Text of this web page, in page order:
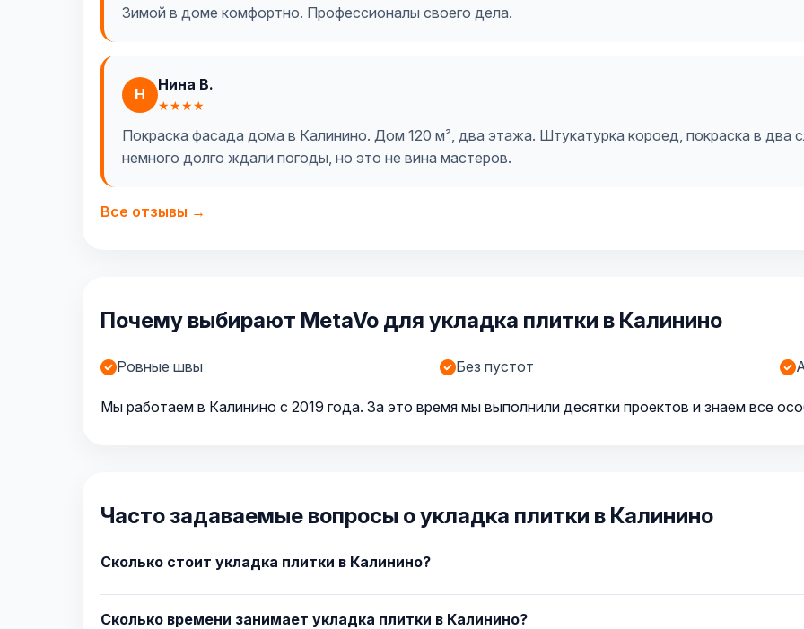
Зимой в доме комфортно. Профессионалы своего дела.
Н
Нина В.
★★★★
Покраска фасада дома в Калинино. Дом 120 м², два этажа. Штукатурка короед, покраска в
немного долго ждали погоды, но это не вина мастеров.
Все отзывы →
Почему выбирают MetaVo для укладка плитки в Калинино
Ровные швы Без пустот
Мы работаем в Калинино с 2019 года. За это время мы выполнили десятки проектов и знаем все
Часто задаваемые вопросы о укладка плитки в Калинино
Сколько стоит укладка плитки в Калинино?
Сколько времени занимает укладка плитки в Калинино?